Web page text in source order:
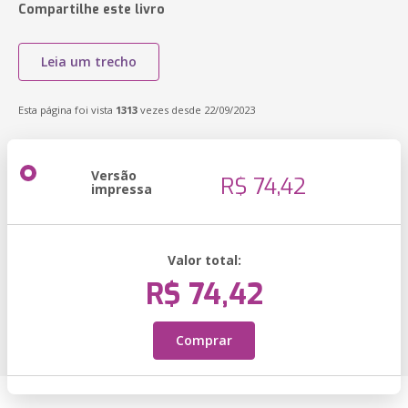
Compartilhe este livro
Leia um trecho
Esta página foi vista 1313 vezes desde 22/09/2023
Versão
impressa R$ 74,42
Valor total:
R$ 74,42
Comprar